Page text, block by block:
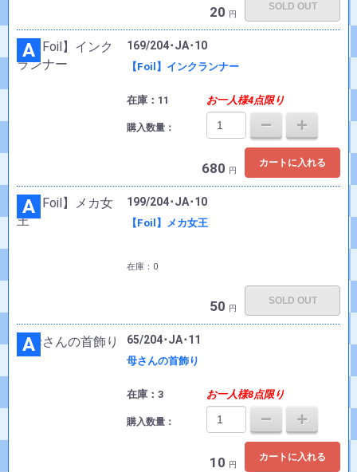
20 円
SOLD OUT
A 169/204･JA･10
【Foil】インクランナー
在庫：11 お一人様4点限り
購入数量：
680 円
カートに入れる
A 199/204･JA･10
【Foil】メカ女王
在庫：0
50 円
SOLD OUT
A 65/204･JA･11
母さんの首飾り
在庫：3 お一人様8点限り
購入数量：
10 円
カートに入れる